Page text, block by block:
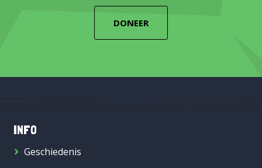
DONEER
INFO
Geschiedenis